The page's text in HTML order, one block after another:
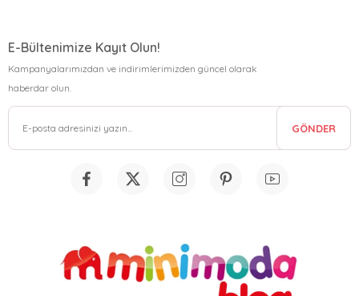
E-Bültenimize Kayıt Olun!
Kampanyalarımızdan ve indirimlerimizden güncel olarak
haberdar olun.
GÖNDER